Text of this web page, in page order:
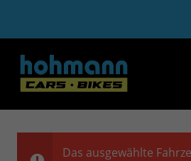
Das ausgewählte